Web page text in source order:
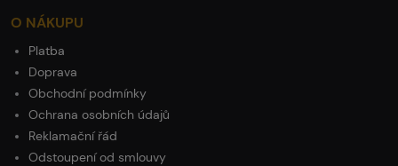
O NÁKUPU
Platba
Doprava
Obchodní podmínky
Ochrana osobních údajů
Reklamační řád
Odstoupení od smlouvy